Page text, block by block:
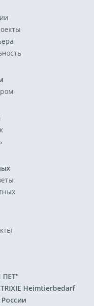
Heimtierbedarf
России